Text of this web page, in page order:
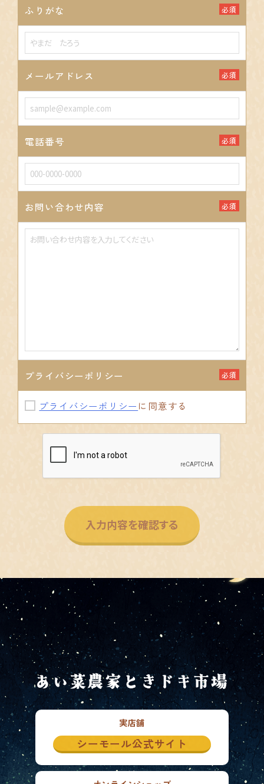
ふりがな 必須
メールアドレス 必須
電話番号 必須
お問い合わせ内容 必須
プライバシーポリシー 必須
プライバシーポリシー に同意する
実店舗
シーモール公式サイト